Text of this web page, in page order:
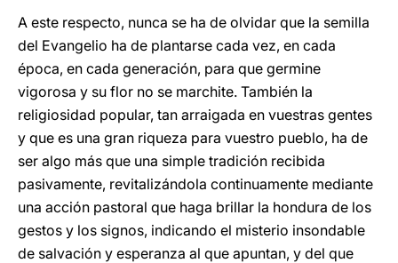
A este respecto, nunca se ha de olvidar que la semilla
del Evangelio ha de plantarse cada vez, en cada
época, en cada generación, para que germine
vigorosa y su flor no se marchite. También la
religiosidad popular, tan arraigada en vuestras gentes
y que es una gran riqueza para vuestro pueblo, ha de
ser algo más que una simple tradición recibida
pasivamente, revitalizándola continuamente mediante
una acción pastoral que haga brillar la hondura de los
gestos y los signos, indicando el misterio insondable
de salvación y esperanza al que apuntan, y del que